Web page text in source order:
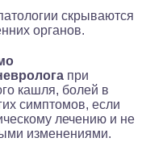
скрываются
органов.
при
кашля, болей в
симптомов, если
лечению и не
изменениями.